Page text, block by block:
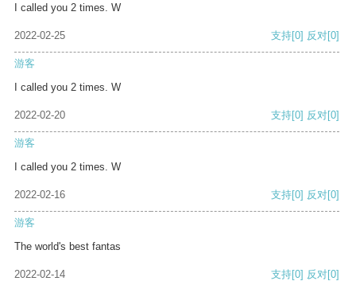
I called you 2 times. W
2022-02-25 支持[0] 反对[0]
游客
I called you 2 times. W
2022-02-20 支持[0] 反对[0]
游客
I called you 2 times. W
2022-02-16 支持[0] 反对[0]
游客
The world's best fantas
2022-02-14 支持[0] 反对[0]